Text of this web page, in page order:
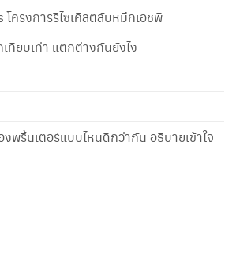
ครงการรีไซเคิลตลับหมึกเอชพี
ยบเท่า แตกต่างกันยังไง
พริ้นเตอร์แบบไหนดีกว่ากัน อธิบายเข้าใจ